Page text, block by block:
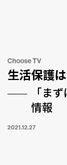
Choose TV
生活保護は
「ま
情報
2021.12.27